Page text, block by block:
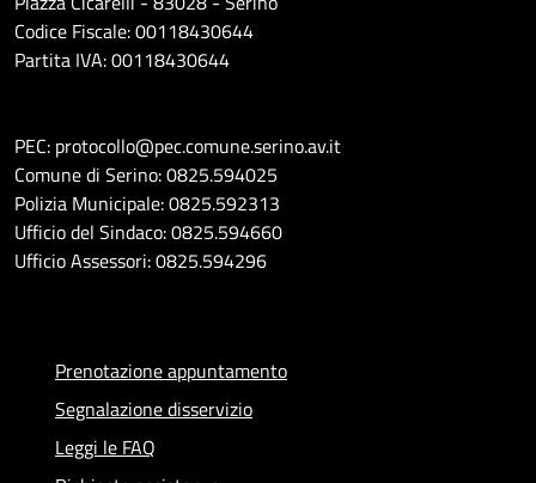
Codice Fiscale: 00118430644
Partita IVA: 00118430644
PEC: protocollo@pec.comune.serino.av.it
Comune di Serino: 0825.594025
Polizia Municipale: 0825.592313
Ufficio del Sindaco: 0825.594660
Ufficio Assessori: 0825.594296
Prenotazione appuntamento
Segnalazione disservizio
Leggi le FAQ